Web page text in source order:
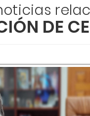
DE